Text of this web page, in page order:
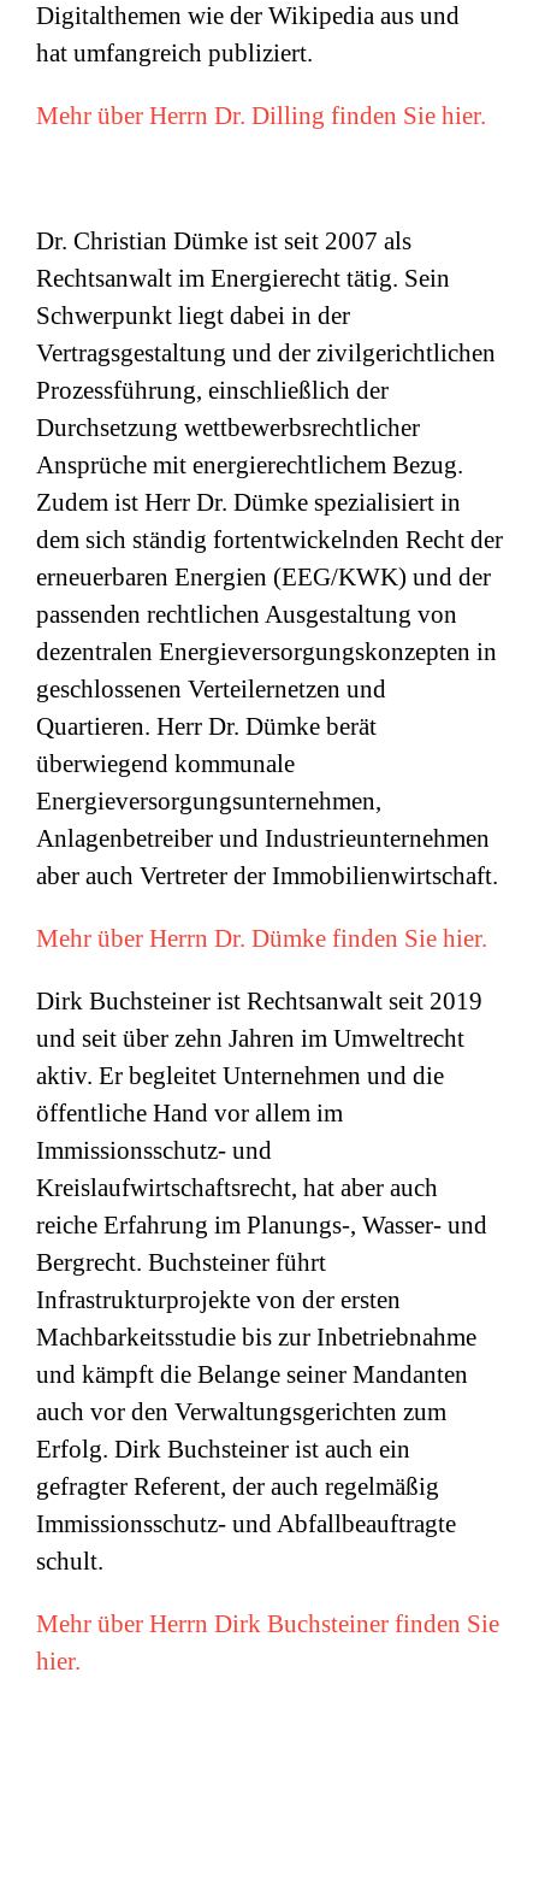
Digitalthemen wie der Wikipedia aus und
hat umfangreich publiziert.
Mehr über Herrn Dr. Dilling finden Sie hier.
Dr. Christian Dümke ist seit 2007 als
Rechtsanwalt im Energierecht tätig. Sein
Schwerpunkt liegt dabei in der
Vertragsgestaltung und der zivilgerichtlichen
Prozessführung, einschließlich der
Durchsetzung wettbewerbsrechtlicher
Ansprüche mit energierechtlichem Bezug.
Zudem ist Herr Dr. Dümke spezialisiert in
dem sich ständig fortentwickelnden Recht der
erneuerbaren Energien (EEG/KWK) und der
passenden rechtlichen Ausgestaltung von
dezentralen Energieversorgungskonzepten in
geschlossenen Verteilernetzen und
Quartieren. Herr Dr. Dümke berät
überwiegend kommunale
Energieversorgungsunternehmen,
Anlagenbetreiber und Industrieunternehmen
aber auch Vertreter der Immobilienwirtschaft.
Mehr über Herrn Dr. Dümke finden Sie hier.
Dirk Buchsteiner ist Rechtsanwalt seit 2019
und seit über zehn Jahren im Umweltrecht
aktiv. Er begleitet Unternehmen und die
öffentliche Hand vor allem im
Immissionsschutz- und
Kreislaufwirtschaftsrecht, hat aber auch
reiche Erfahrung im Planungs-, Wasser- und
Bergrecht. Buchsteiner führt
Infrastrukturprojekte von der ersten
Machbarkeitsstudie bis zur Inbetriebnahme
und kämpft die Belange seiner Mandanten
auch vor den Verwaltungsgerichten zum
Erfolg. Dirk Buchsteiner ist auch ein
gefragter Referent, der auch regelmäßig
Immissionsschutz- und Abfallbeauftragte
schult.
Mehr über Herrn Dirk Buchsteiner finden Sie
hier.